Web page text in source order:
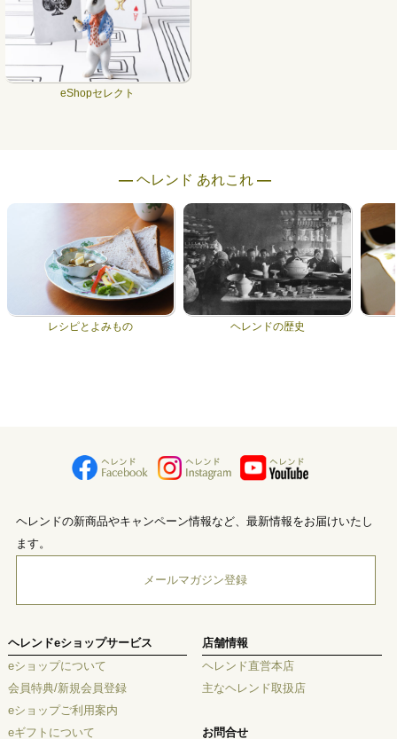
eShopセレクト
― ヘレンド あれこれ ―
レシピとよみもの ヘレンドの歴史
ヘレンドの新商品やキャンペーン情報など、最新情報をお届けいたし
ます。
メールマガジン登録
ヘレンドeショップサービス
eショップについて
会員特典/新規会員登録
eショップご利用案内
eギフトについて
店舗情報
ヘレンド直営本店
主なヘレンド取扱店
お問合せ